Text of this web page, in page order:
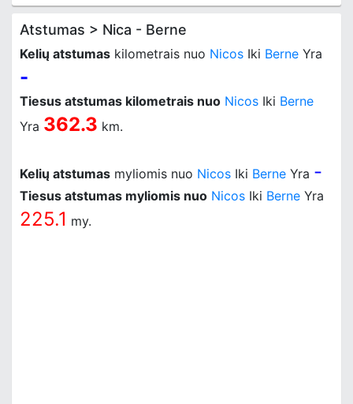
Atstumas > Nica - Berne
Kelių atstumas kilometrais nuo Nicos Iki Berne Yra
-
Tiesus atstumas kilometrais nuo Nicos Iki Berne
Yra 362.3 km.
Kelių atstumas myliomis nuo Nicos Iki Berne Yra -
Tiesus atstumas myliomis nuo Nicos Iki Berne Yra
225.1 my.